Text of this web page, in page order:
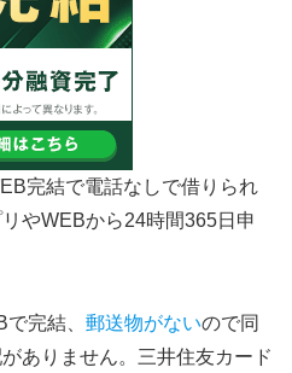
完結で電話なしで借りられ
やWEBから24時間365日申
完結、 郵送物がないので同
ありません。三井住友カード